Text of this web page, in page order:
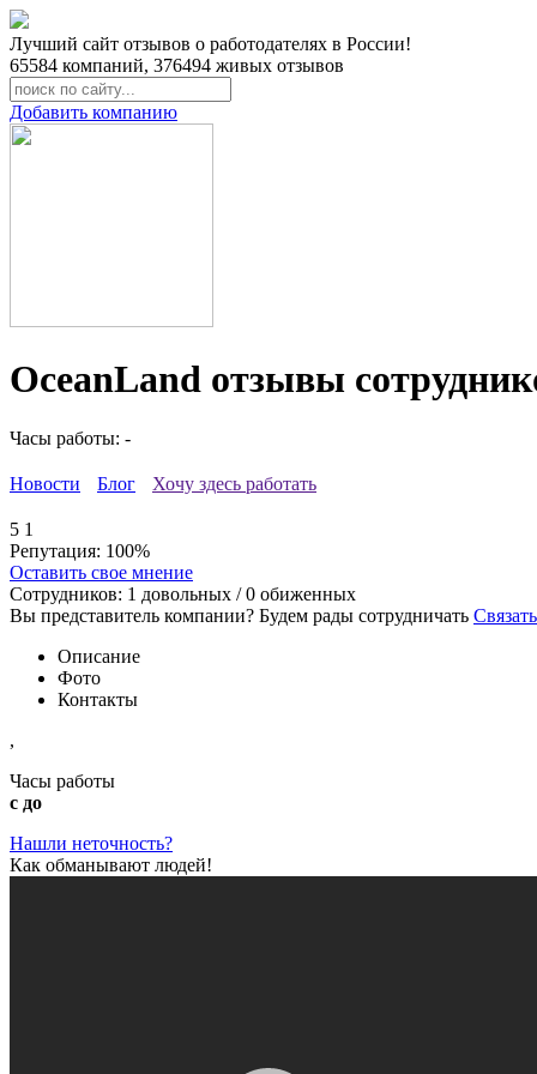
Лучший сайт отзывов о работодателях в России!
65584 компаний, 376494 живых отзывов
Добавить компанию
OceanLand отзывы
Часы работы: -
Новости Блог Хочу здесь работать
5 1
Репутация: 100%
Оставить свое мнение
Сотрудников: 1 довольных /0 обиженных
Вы представитель компании? Будем рады сотрудничать
Описание
Фото
Контакты
,
Часы работы
с до
Нашли неточность?
Как обманывают людей!